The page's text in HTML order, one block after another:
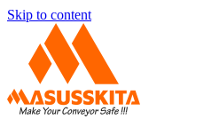
Skip to content